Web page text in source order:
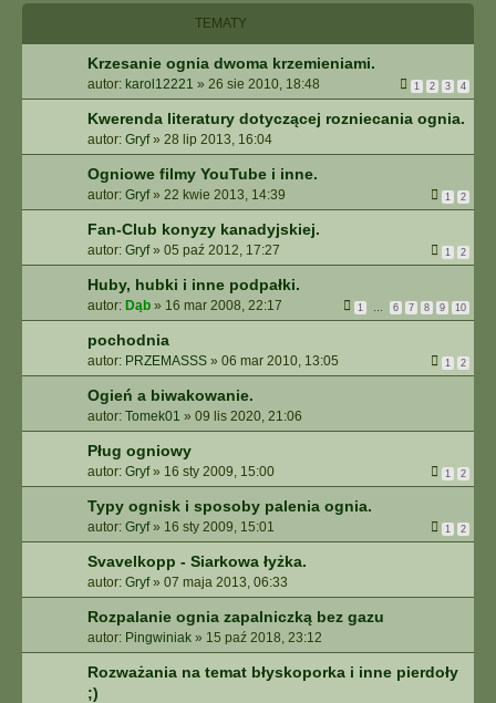
I
Z
A
A
A
N
W
A
N
E
TEMATY
Krzesanie ognia dwoma krzemieniami.
autor: karol12221 » 26 sie 2010, 18:48 1 2 3 4
Kwerenda literatury dotyczącej rozniecania ognia.
autor: Gryf» 28 lip 2013, 16:04
Ogniowe filmy YouTube i inne.
autor: Gryf» 22 kwie 2013, 14:39 1 2
Fan-Club konyzy kanadyjskiej.
autor: Gryf» 05 paź 2012, 17:27 1 2
Huby, hubki i inne podpałki.
autor: Dąb » 16 mar 2008, 22:17 1 6 7 8 9 10
pochodnia
autor: PRZEMASSS » 06 mar 2010, 13:05 1 2
Ogień a biwakowanie.
autor: Tomek01 » 09 lis 2020, 21:06
Pług ogniowy
autor: Gryf» 16 sty 2009, 15:00 1 2
Typy ognisk i sposoby palenia ognia.
autor: Gryf» 16 sty 2009, 15:01 1 2
Svavelkopp - Siarkowa łyżka.
autor: Gryf» 07 maja 2013, 06:33
Rozpalanie ognia zapalniczką bez gazu
autor: Pingwiniak » 15 paź 2018, 23:12
Rozważania na temat błyskoporka i inne pierdoły
;)